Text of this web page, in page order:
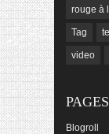
rouge à
Tag
video
PAGES
Blogroll